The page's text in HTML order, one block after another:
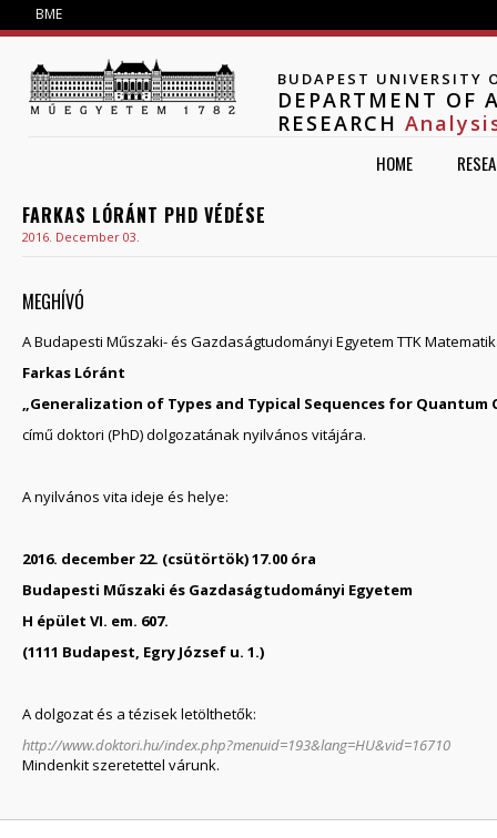
BME
BUDAPEST UNIVERSITY
DEPARTMENT OF
RESEARCH
HOME
FARKAS LÓRÁNT PHD VÉDÉSE
2016. December 03.
MEGHÍVÓ
A Budapesti Műszaki- és Gazdaságtudományi Egyetem TTK
Farkas Lóránt
„Generalization of Types and Typical Sequences for Quantum
című doktori (PhD) dolgozatának nyilvános vitájára.
A nyilvános vita ideje és helye:
2016. december 22. (csütörtök) 17.00 óra
Budapesti Műszaki és Gazdaságtudományi Egyetem
H épület VI. em. 607.
(1111 Budapest, Egry József u. 1.)
A dolgozat és a tézisek letölthetők:
http://www.doktori.hu/index.php?menuid=193&lang=HU&vid=16710
Mindenkit szeretettel várunk.